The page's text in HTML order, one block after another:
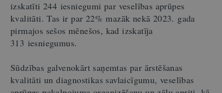
izskatīti 244 iesniegumi par veselības aprūpes
kvalitāti. Tas ir par 22% mazāk nekā 2023. gada
pirmajos sešos mēnešos, kad izskatīja
313 iesniegumus.
Sūdzības galvenokārt saņemtas par ārstēšanas
kvalitāti un diagnostikas savlaicīgumu, veselības